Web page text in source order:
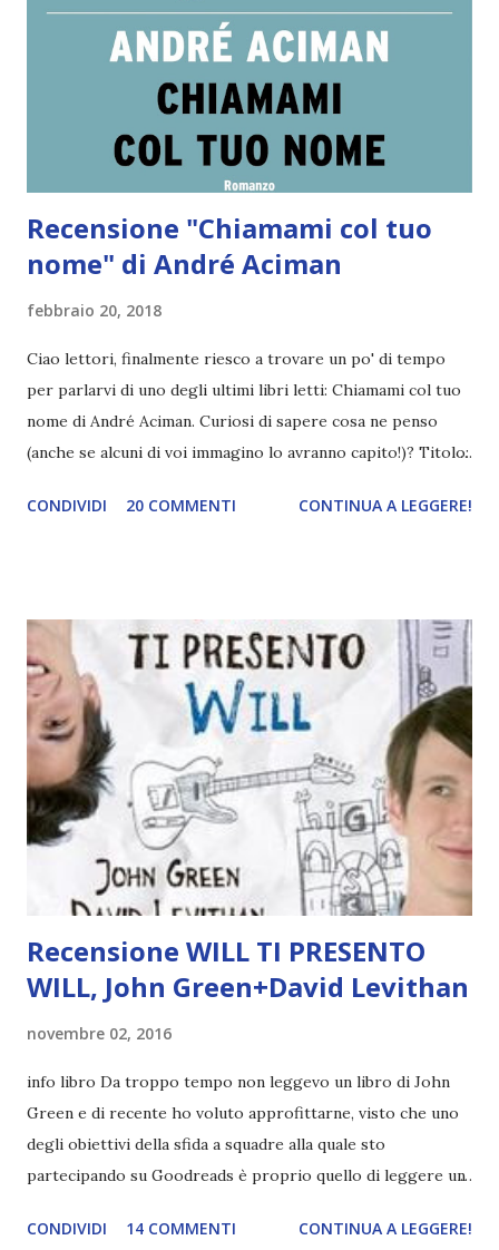
Recensione "Chiamami col tuo
nome" di André Aciman
febbraio 20, 2018
Ciao lettori, finalmente riesco a trovare un po' di tempo
per parlarvi di uno degli ultimi libri letti: Chiamami col tuo
nome di André Aciman. Curiosi di sapere cosa ne penso
(anche se alcuni di voi immagino lo avranno capito!)? Titolo:
Editore: Guanda Anno: 2017 Compralo su amazon Vent'anni
professore universitario, musicista sensibile, decisamente
colto per la sua età, Elio aspetta come ogni anno «l'ospite
dell'estate, l'ennesima scocciatura»: uno studente in arrivo
da New York per lavorare alla sua tesi di post dottorato.
Ma Oliver, il giovane americano, subito conquista tutti con
la sua bellezza e i modi disinvolti, quasi sfacciati. Anche Elio
ne è irretito. I due ragazzi condividono conversazioni
appassionate su libri e...
CONDIVIDI 20 COMMENTI CONTINUA A LEGGERE!
Recensione WILL TI PRESENTO
WILL, John Green+David Levithan
novembre 02, 2016
info libro Da troppo tempo non leggevo un libro di John
Green e di recente ho voluto approfittarne, visto che uno
degli obiettivi della sfida a squadre alla quale sto
partecipando su Goodreads è proprio quello di leggere un
insieme a David Levithan , altro autore apprezzatissimo di
CONDIVIDI 14 COMMENTI CONTINUA A LEGGERE!